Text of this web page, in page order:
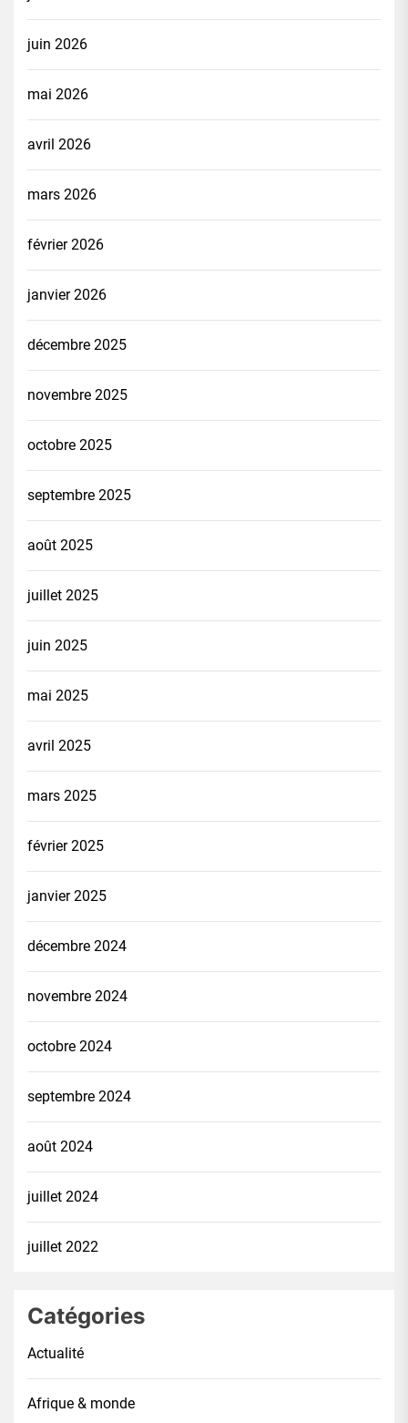
juin 2026
mai 2026
avril 2026
mars 2026
février 2026
janvier 2026
décembre 2025
novembre 2025
octobre 2025
septembre 2025
août 2025
juillet 2025
juin 2025
mai 2025
avril 2025
mars 2025
février 2025
janvier 2025
décembre 2024
novembre 2024
octobre 2024
septembre 2024
août 2024
juillet 2024
juillet 2022
Catégories
Actualité
Afrique & monde